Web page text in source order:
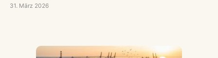
31. März 2026